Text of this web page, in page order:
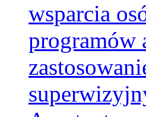
wsparcia
programów